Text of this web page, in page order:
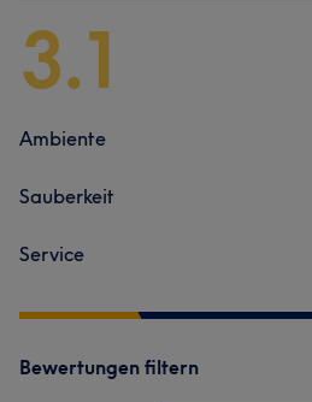
3.1
Ambiente
Sauberkeit
Service
Bewertungen filtern